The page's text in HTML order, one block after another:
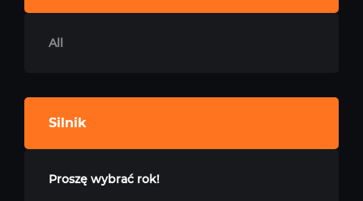
All
Silnik
Proszę wybrać rok!